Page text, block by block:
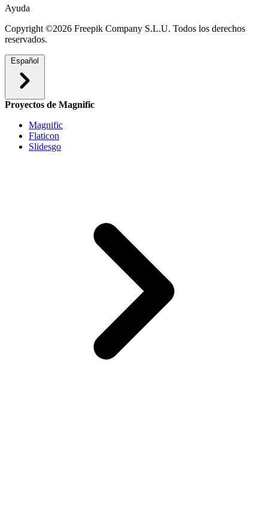
Ayuda
Copyright ©2026 Freepik Company S.L.U. Todos los derechos
reservados.
Español
Proyectos de Magnific
Magnific
Flaticon
Slidesgo